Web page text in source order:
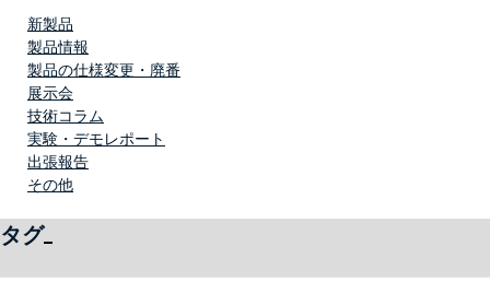
新製品
製品情報
製品の仕様変更・廃番
展示会
技術コラム
実験・デモレポート
出張報告
その他
タグ